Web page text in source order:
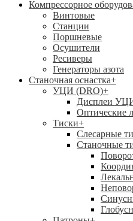
Компрессорное
Винтовые
Станции
Поршневые
Осушители
Ресиверы
Генераторы азота
Станочная оснастка+
УЦИ (DRO)+
Дисплеи
Оптические
Тиски+
Слесарные
Станочные